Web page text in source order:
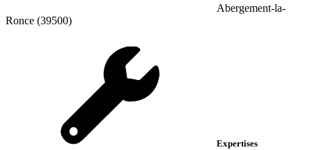
Abergement-la-
Ronce (39500)
Expertises